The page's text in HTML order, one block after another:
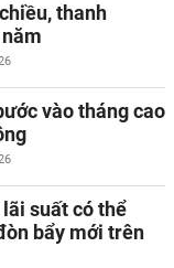
thanh
vào tháng cao
suất có thể
bẩy mới trên